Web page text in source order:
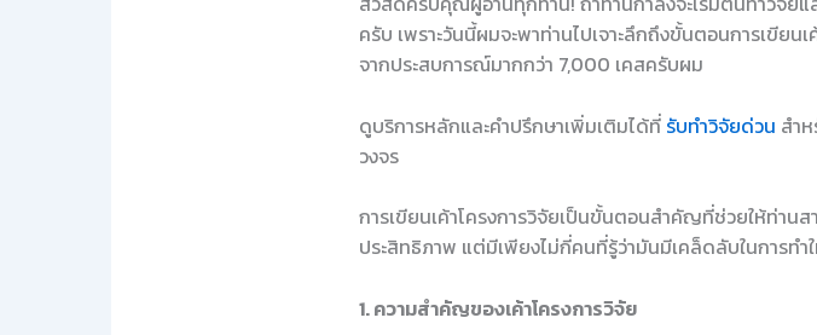
ครับ เพราะวันนี้ผมจะพาท่านไปเจาะลึกถึงขั้นตอนการเขีย
จากประสบการณ์มากกว่า 7,000 เคสครับผม
ดูบริการหลักและคำปรึกษาเพิ่มเติมได้ที่ รับทำวิจัยด่วน สำ
วงจร
การเขียนเค้าโครงการวิจัยเป็นขั้นตอนสำคัญที่ช่วยให้ท่าน
ประสิทธิภาพ แต่มีเพียงไม่กี่คนที่รู้ว่ามันมีเคล็ดลับในการทำใ
1. ความสำคัญของเค้าโครงการวิจัย